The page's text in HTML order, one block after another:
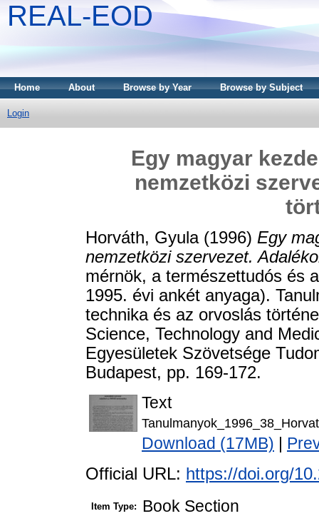
REAL-EOD
Home About Browse by Year Browse by Subject
Login
Egy magyar
nemzetközi
Horváth, Gyula(1996) Egy
nemzetközi szervezet.
mérnök, a természettudós és
1995. évi ankét anyaga).
technika és az orvoslás
Science, Technology and
Egyesületek Szövetsége
Budapest, pp. 169-172.
Text
Download (17MB)
Official URL: https://doi.org/
Item Type: Book Section